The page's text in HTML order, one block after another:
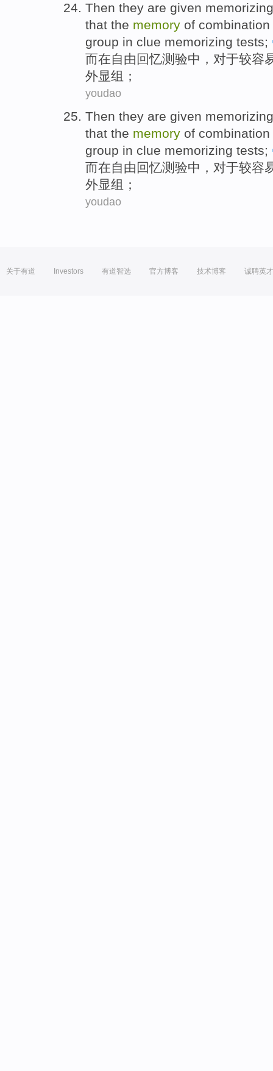
Then they are given memorizing
that the memory of combination
group in clue memorizing tests;
而在自由 回忆测验中，对于较容
外显组；
youdao
Then they are given memorizing
that the memory of combination
group in clue memorizing tests;
而在自由 回忆测验中，对于较容
外显组；
youdao
关于有道 Investors 有道智选 官方博客 技术博客 诚聘英才